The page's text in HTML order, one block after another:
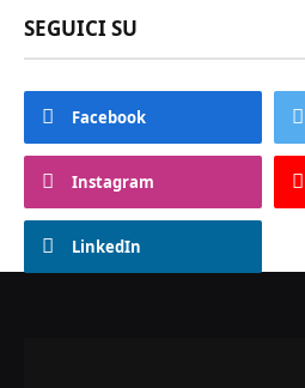
SEGUICI SU
Facebook
Instagram
LinkedIn